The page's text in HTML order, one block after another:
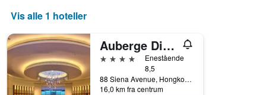
Vis alle 1 hoteller
Auberge Discovery Bay Hong Kong
4 stjerner
Enestående
8,5
88 Siena Avenue, Hongkong, Hongkong
16,0 km fra centrum